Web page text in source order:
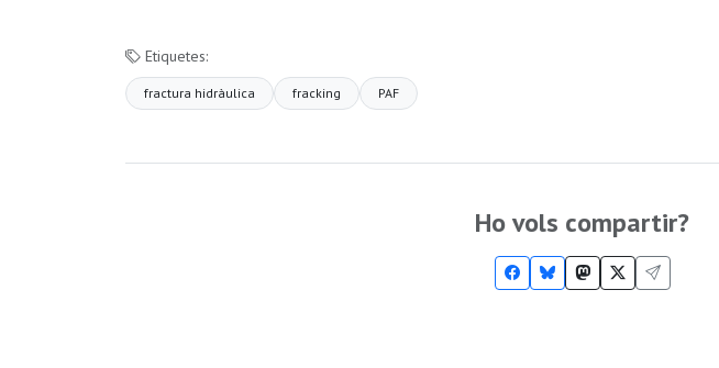
Etiquetes:
fractura hidràulica fracking PAF
Ho vols compartir?